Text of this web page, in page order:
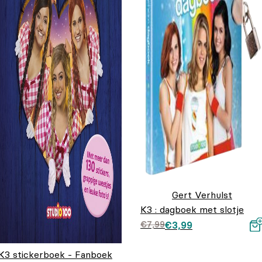
stickerboek - Fanboek
Gert Verhulst
K3 : dagboek met slotje
€7,99
Oorspronkelijke prijs
€3,99
Huidige prijs is: